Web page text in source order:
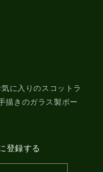
に入りのスコットラ
描きのガラス製ボー
登録する